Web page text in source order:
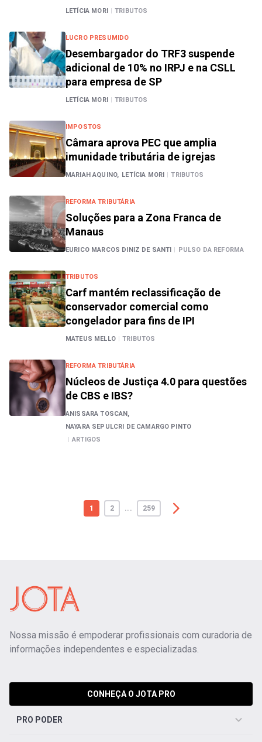
LETÍCIA MORI | TRIBUTOS
LUCRO PRESUMIDO
Desembargador do TRF3 suspende
adicional de 10% no IRPJ e na CSLL
para empresa de SP
LETÍCIA MORI | TRIBUTOS
IMPOSTOS
Câmara aprova PEC que amplia
imunidade tributária de igrejas
MARIAH AQUINO, LETÍCIA MORI | TRIBUTOS
REFORMA TRIBUTÁRIA
Soluções para a Zona Franca de
Manaus
EURICO MARCOS DINIZ DE SANTI | PULSO DA REFORMA
TRIBUTOS
Carf mantém reclassificação de
conservador comercial como
congelador para fins de IPI
MATEUS MELLO | TRIBUTOS
REFORMA TRIBUTÁRIA
Núcleos de Justiça 4.0 para questões
de CBS e IBS?
ANISSARA TOSCAN,
NAYARA SEPULCRI DE CAMARGO PINTO
| ARTIGOS
1 2 ... 259
Nossa missão é empoderar profissionais com curadoria de
informações independentes e especializadas.
CONHEÇA O JOTA PRO
PRO PODER